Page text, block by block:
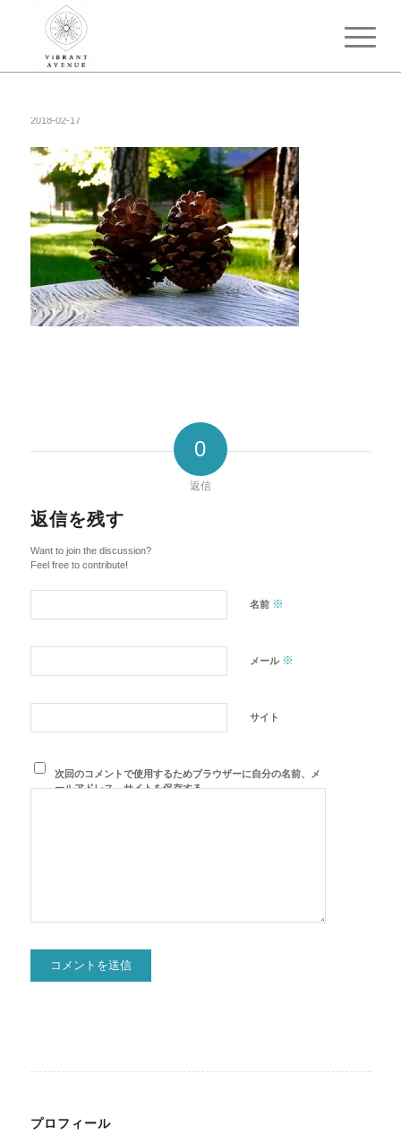
2018-02-17
0
返信
返信を残す
Want to join the discussion?
Feel free to contribute!
名前 ※
メール ※
サイト
次回のコメントで使用するためブラウザーに自分の名前、メ
ールアドレス、サイトを保存する。
プロフィール